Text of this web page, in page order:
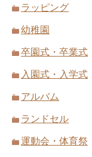
ラッピング
幼稚園
卒園式・卒業式
入園式・入学式
アルバム
ランドセル
運動会・体育祭